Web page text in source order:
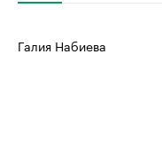
Галия Набиева